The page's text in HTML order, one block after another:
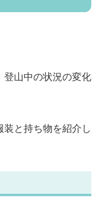
登山中の状況の変化
と持ち物を紹介し